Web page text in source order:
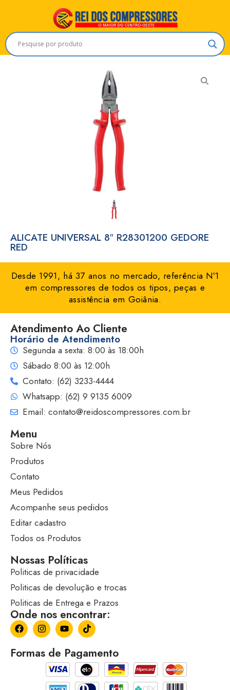
ALICATE UNIVERSAL 8″ R28301200 GEDORE
RED
Desde 1991, há 37 anos no mercado, referência Nº1
em compressores de todos os tipos, peças e
assistência em Goiânia.
Atendimento Ao Cliente
Horário de Atendimento
Segunda a sexta: 8:00 às 18:00h
Sábado 8:00 às 12:00h
Contato: (62) 3233-4444
Whatsapp: (62) 9 9135 6009
Email: contato@reidoscompressores.com.br
Menu
Sobre Nós
Produtos
Contato
Meus Pedidos
Acompanhe seus pedidos
Editar cadastro
Todos os Produtos
Nossas Políticas
Politicas de privacidade
Politicas de devolução e trocas
Politicas de Entrega e Prazos
Onde nos encontrar:
Formas de Pagamento